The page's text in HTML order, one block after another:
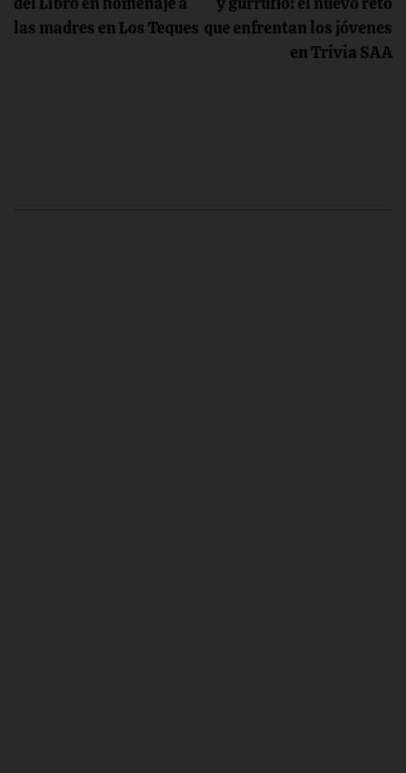
entradas
las madres en Los Teques que enfrentan los jóvenes
en Trivia SAA